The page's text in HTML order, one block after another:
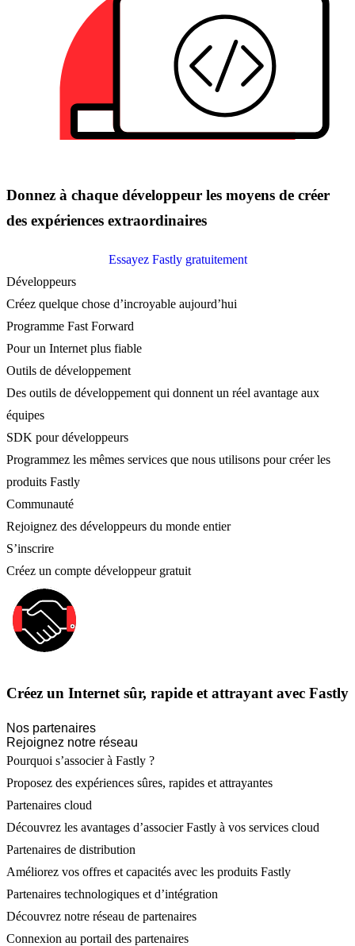
Donnez à chaque développeur les moyens de créer
des expériences extraordinaires
Essayez Fastly gratuitement
Développeurs
Créez quelque chose d’incroyable aujourd’hui
Programme Fast Forward
Pour un Internet plus fiable
Outils de développement
Des outils de développement qui donnent un réel avantage aux
équipes
SDK pour développeurs
Programmez les mêmes services que nous utilisons pour créer les
produits Fastly
Communauté
Rejoignez des développeurs du monde entier
S’inscrire
Créez un compte développeur gratuit
Créez un Internet sûr, rapide et attrayant avec Fastly
Nos partenaires
Rejoignez notre réseau
Pourquoi s’associer à Fastly ?
Proposez des expériences sûres, rapides et attrayantes
Partenaires cloud
Découvrez les avantages d’associer Fastly à vos services cloud
Partenaires de distribution
Améliorez vos offres et capacités avec les produits Fastly
Partenaires technologiques et d’intégration
Découvrez notre réseau de partenaires
Connexion au portail des partenaires